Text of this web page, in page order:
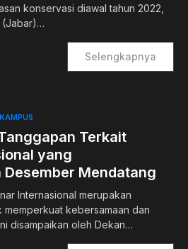
konservasi diawal tahun 2022,
(Jabar)…
Selengkapnya
Terkait
yang
Mendatang
Internasional merupakan
memperkuat kebersamaan dan
disampaikan oleh Dekan…